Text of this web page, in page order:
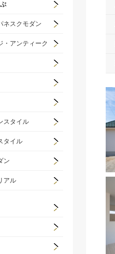
ネスクモダン
・アンティーク
スタイル
タイル
ン
アル